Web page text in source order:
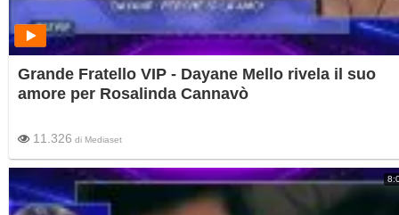
Grande Fratello VIP - Dayane Mello rivela il suo
amore per Rosalinda Cannavò
11.326 di Mediaset